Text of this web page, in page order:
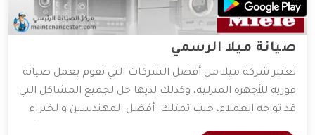
صيانة ميلا الرسمي
تعتبر شركة ميلا من أفضل الشركات التي تقوم بعمل صيانة
فورية للأجهزة المنزلية، وكذلك لديها حل لجميع المشاكل التي
قد تواجه العملاء، حيث تمتلك أفضل المهندسين والخبراء
المتخصصين في صيانة جميع الأجهزة الكهربائية، واعتماداً